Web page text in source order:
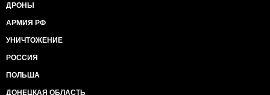
ДРОНЫ
АРМИЯ РФ
УНИЧТОЖЕНИЕ
РОССИЯ
ПОЛЬША
ДОНЕЦКАЯ ОБЛАСТЬ